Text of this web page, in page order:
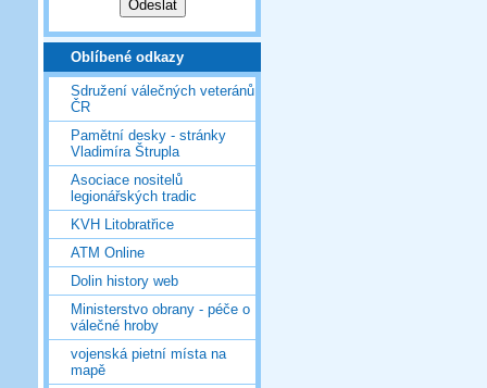
Oblíbené odkazy
Sdružení válečných veteránů
ČR
Pamětní desky - stránky
Vladimíra Štrupla
Asociace nositelů
legionářských tradic
KVH Litobratřice
ATM Online
Dolin history web
Ministerstvo obrany - péče o
válečné hroby
vojenská pietní místa na
mapě